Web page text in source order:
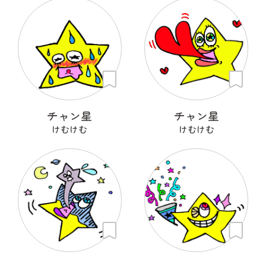
チャン星
けむけむ
チャン星
けむけむ